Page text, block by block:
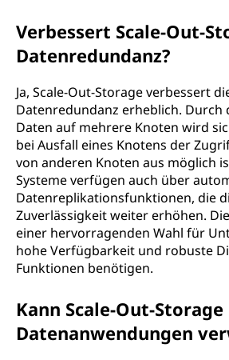
Verbessert Scale-Out-
Datenredundanz?
Ja, Scale-Out-Storage verbessert
Datenredundanz erheblich. Durch
Daten auf mehrere Knoten wird
bei Ausfall eines Knotens der
von anderen Knoten aus möglich
Systeme verfügen auch über
Datenreplikationsfunktionen, die
Zuverlässigkeit weiter erhöhen.
einer hervorragenden Wahl für
hohe Verfügbarkeit und robuste
Funktionen benötigen.
Kann Scale-Out-
Datenanwendungen